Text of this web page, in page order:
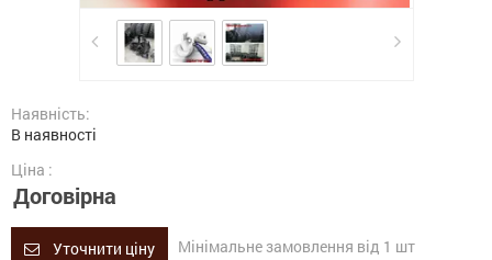
Наявність:
В наявності
Ціна :
Договірна
Уточнити ціну Мінімальне замовлення від 1 шт